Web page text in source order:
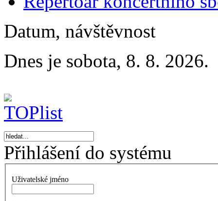
Datum, návštěvnost
Dnes je sobota, 8. 8. 2026.
Přihlášení do systému
Uživatelské jméno